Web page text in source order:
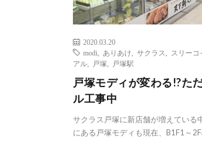
2020.03.20
modi
ありあけ サクラス スリーコ
アル
戸塚 戸塚駅
戸塚モディが変わる!?た
ル工事中
サクラス戸塚に新店舗が増えている
にある戸塚モディも現在、B1F1～